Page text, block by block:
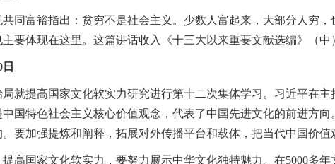
富裕指出：贫穷不是社会主义。少数人富起来，大部分人穷，
要体现在这里。这篇讲话收入《十三大以来重要文献选编》（中
提高国家文化软实力研究进行第十二次集体学习。习近平在主
中国特色社会主义核心价值观念，代表了中国先进文化的前进方
要加强提炼和阐释，拓展对外传播平台和载体，把当代中国价值
国家文化软实力，要努力展示中华文化独特魅力。在5000多年